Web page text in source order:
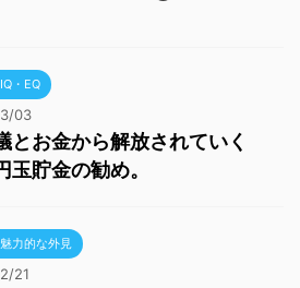
・EQ
03
とお金から解放されていく
玉貯金の勧め。
力的な外見
21